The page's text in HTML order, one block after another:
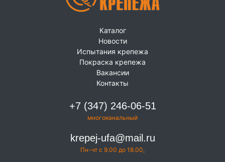
Каталог
Новости
Испытания крепежа
Покраска крепежа
Вакансии
Контакты
+7 (347) 246-06-51
многоканальный
krepej-ufa@mail.ru
Пн-чт с 9.00 до 18.00,